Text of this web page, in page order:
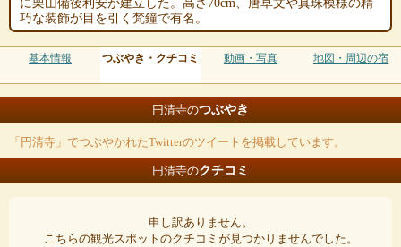
巧な装飾が目を引く梵鐘で有名。
基本情報 つぶやき・クチコミ 動画・写真 地図・周辺の宿
円清寺のつぶやき
「円清寺」でつぶやかれたTwitterのツイートを掲載しています。
円清寺のクチコミ
申し訳ありません。
こちらの観光スポットのクチコミが見つかりませんでした。